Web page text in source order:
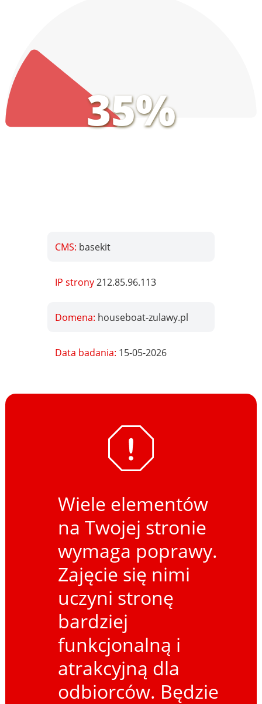
35%
CMS: basekit
IP strony212.85.96.113
Domena: houseboat-zulawy.pl
Data badania: 15-05-2026
Wiele elementów
na Twojej stronie
wymaga poprawy.
Zajęcie się nimi
uczyni stronę
bardziej
funkcjonalną i
atrakcyjną dla
odbiorców. Będzie